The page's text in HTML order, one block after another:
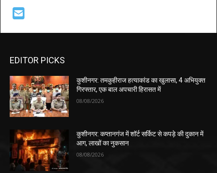
EDITOR PICKS
कुशीनगर: तमकुहीराज हत्याकांड का खुलासा, 4 अभियुक्त
गिरफ्तार, एक बाल अपचारी हिरासत में
08/08/2026
कुशीनगर: कप्तानगंज में शॉर्ट सर्किट से कपड़े की दुकान में
आग, लाखों का नुकसान
08/08/2026